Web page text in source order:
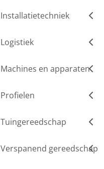
Installatietechniek
Logistiek
Machines en apparaten
Profielen
Tuingereedschap
Verspanend gereedschap